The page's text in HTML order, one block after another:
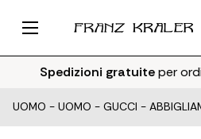
Spedizioni gratuiteper
UOMO - UOMO - GUCCI -